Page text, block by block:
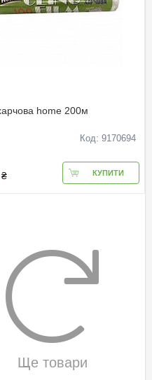
home 200м
Код: 9170694
₴ КУПИТИ
Ще товари